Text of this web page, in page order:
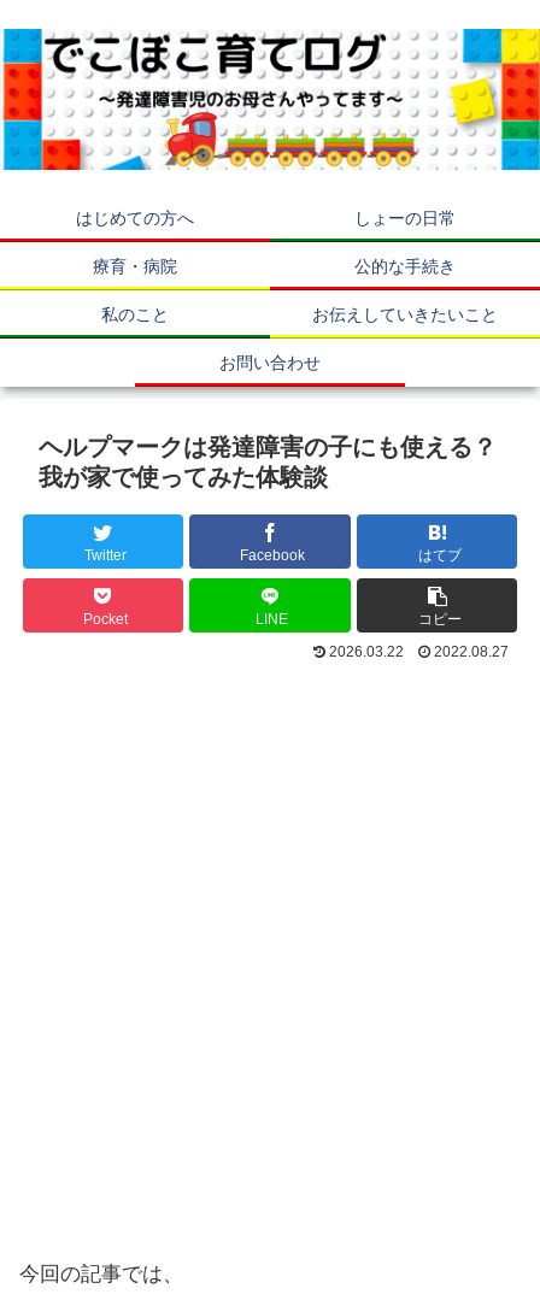
はじめての方へ しょーの日常
療育・病院 公的な手続き
私のこと お伝えしていきたいこと
お問い合わせ
ヘルプマークは発達障害の子にも使える？
我が家で使ってみた体験談
Twitter Facebook はてブ
Pocket LINE
コピー
2026.03.22
2022.08.27
今回の記事では、